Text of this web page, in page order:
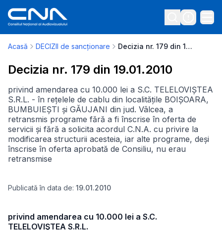
Acasă DECIZII de sancționare Decizia nr. 179 din 19.01.2010
Decizia nr. 179 din 19.01.2010
privind amendarea cu 10.000 lei a S.C. TELELOVIȘTEA
S.R.L. - în rețelele de cablu din localitățile BOIȘOARA,
BUMBUIEȘTI și GĂUJANI din jud. Vâlcea, a
retransmis programe fără a fi înscrise în oferta de
servicii și fără a solicita acordul C.N.A. cu privire la
modificarea structurii acesteia, iar alte programe, deși
înscrise în oferta aprobată de Consiliu, nu erau
retransmise
Publicată în data de: 19.01.2010
privind amendarea cu 10.000 lei a S.C.
TELELOVIŞTEA S.R.L.